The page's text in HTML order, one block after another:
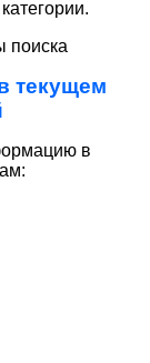
поиска
текущем
в